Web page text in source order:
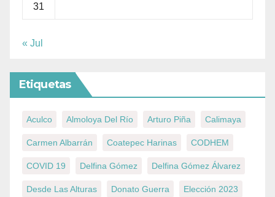
31
« Jul
Etiquetas
Aculco Almoloya Del Río Arturo Piña Calimaya
Carmen Albarrán Coatepec Harinas CODHEM
COVID 19 Delfina Gómez Delfina Gómez Álvarez
Desde Las Alturas Donato Guerra Elección 2023